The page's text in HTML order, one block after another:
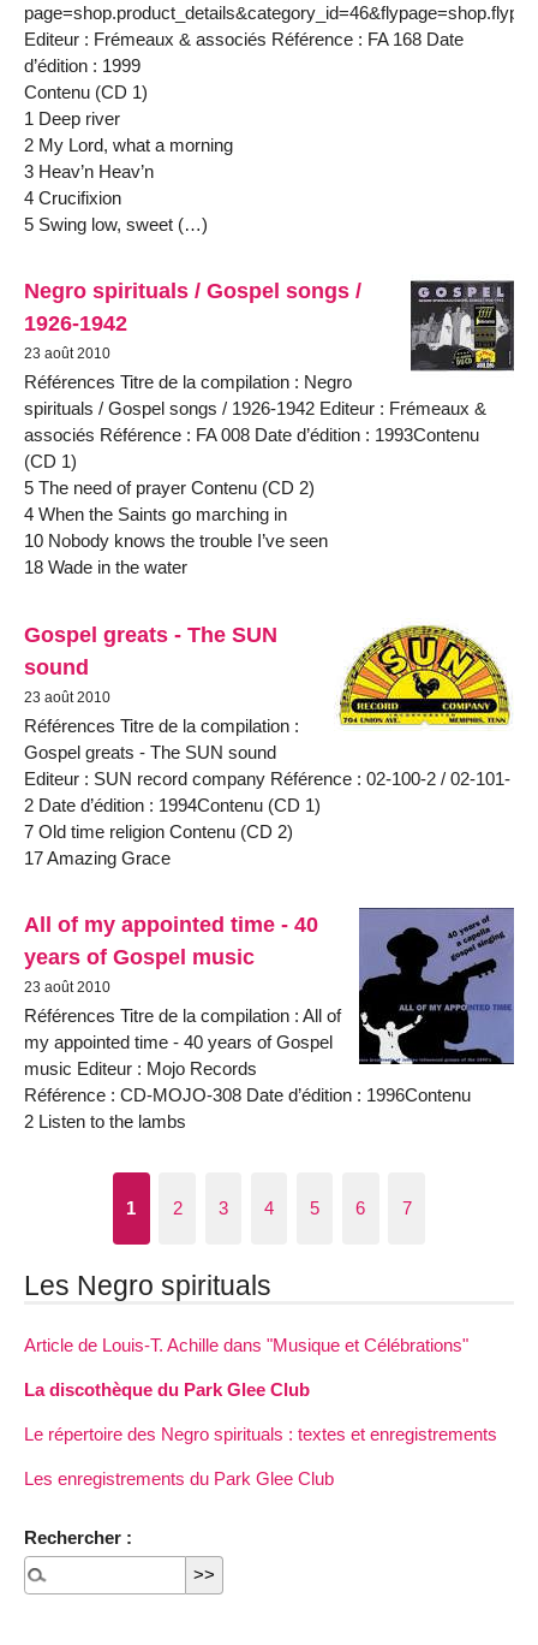
Editeur : Frémeaux & associés Référence : FA 168 Date
d’édition : 1999
Contenu (CD 1)
1 Deep river
2 My Lord, what a morning
3 Heav’n Heav’n
4 Crucifixion
5 Swing low, sweet (…)
Negro spirituals / Gospel songs /
1926-1942
23 août 2010
Références Titre de la compilation : Negro
spirituals / Gospel songs / 1926-1942 Editeur : Frémeaux &
associés Référence : FA 008 Date d’édition : 1993Contenu
(CD 1)
5 The need of prayer Contenu (CD 2)
4 When the Saints go marching in
10 Nobody knows the trouble I’ve seen
18 Wade in the water
Gospel greats - The SUN
sound
23 août 2010
Références Titre de la compilation :
Gospel greats - The SUN sound
Editeur : SUN record company Référence : 02-100-2 / 02-101-
2 Date d’édition : 1994Contenu (CD 1)
7 Old time religion Contenu (CD 2)
17 Amazing Grace
All of my appointed time - 40
years of Gospel music
23 août 2010
Références Titre de la compilation : All of
my appointed time - 40 years of Gospel
music Editeur : Mojo Records
Référence : CD-MOJO-308 Date d’édition : 1996Contenu
2 Listen to the lambs
1 2 3 4 5 6 7
Les Negro spirituals
Article de Louis-T. Achille dans "Musique et Célébrations"
La discothèque du Park Glee Club
Le répertoire des Negro spirituals : textes et enregistrements
Les enregistrements du Park Glee Club
Rechercher :